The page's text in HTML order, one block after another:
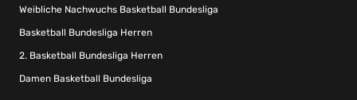
Weibliche Nachwuchs Basketball Bundesliga
Basketball Bundesliga Herren
2. Basketball Bundesliga Herren
Damen Basketball Bundesliga